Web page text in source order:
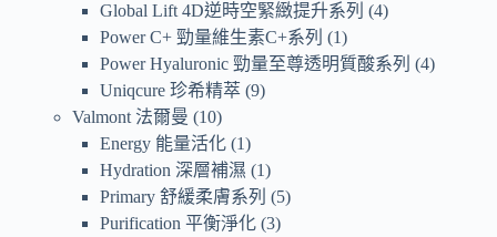
Global Lift 4D逆時空緊緻提升系列
4
Power C+ 勁量維生素C+系列
1
Power Hyaluronic 勁量至尊透明質酸系列
4
Uniqcure 珍希精萃 9
Valmont 法爾曼
10
Energy 能量活化 1
Hydration 深層補濕
1
Primary 舒緩柔膚系列
5
Purification 平衡淨化 3